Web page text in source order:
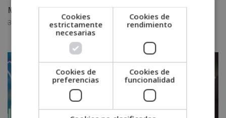
Máster en Control de Consumo y Reclamaciones
3,880.00
precio
3,880.00€.
1,940.00€El
precio
actual
es:
1,940.00€.
Cookies
estrictamente
necesarias
Cookies de
rendimiento
Cookies de
preferencias
Cookies de
funcionalidad